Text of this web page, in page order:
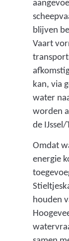
blijven
Vaart
kan, via
water
worden
de
Omdat
energie
houden